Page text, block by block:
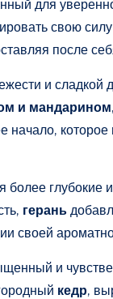
для
свою
после
и сладкой
и мандарином
более
герань
своей
и
кедр,